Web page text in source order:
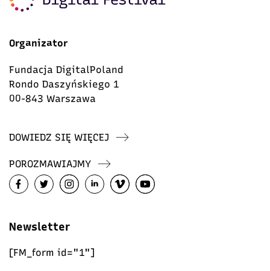
Organizator
Fundacja DigitalPoland
Rondo Daszyńskiego 1
00-843 Warszawa
DOWIEDZ SIĘ WIĘCEJ
POROZMAWIAJMY
Newsletter
[FM_form id="1"]